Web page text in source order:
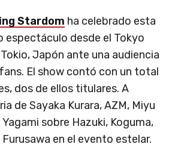
Stardom ha celebrado esta
espectáculo desde el Tokyo
Japón ante una audiencia
El show contó con un total
dos de ellos titulares. A
de Sayaka Kurara, AZM, Miyu
sobre Hazuki, Koguma,
en el evento estelar.